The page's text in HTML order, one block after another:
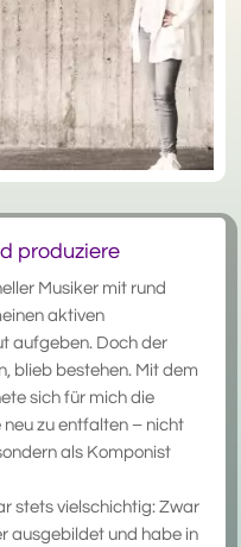
produziere
Musiker mit rund
aktiven
aufgeben. Doch der
blieb bestehen. Mit dem
sich für mich die
zu entfalten – nicht
als Komponist
stets vielschichtig: Zwar
ausgebildet und habe in